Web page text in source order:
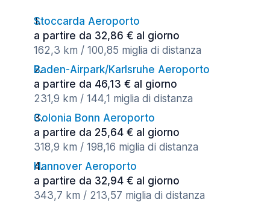
Stoccarda Aeroporto
a partire da 32,86 € al giorno
162,3 km / 100,85 miglia di distanza
Baden-Airpark/Karlsruhe Aeroporto
a partire da 46,13 € al giorno
231,9 km / 144,1 miglia di distanza
Colonia Bonn Aeroporto
a partire da 25,64 € al giorno
318,9 km / 198,16 miglia di distanza
Hannover Aeroporto
a partire da 32,94 € al giorno
343,7 km / 213,57 miglia di distanza